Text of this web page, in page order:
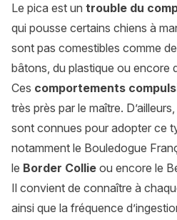
Le pica est un trouble du
qui pousse certains chiens à
sont pas comestibles comme
bâtons, du plastique ou encore
Ces comportements
très près par le maître.
sont connues pour adopter ce
notamment le Bouledogue
le Border Collie ou encore le
Il convient de connaître à
ainsi que la fréquence